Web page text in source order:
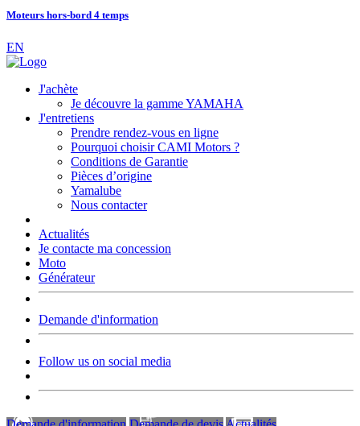
Moteurs hors-bord 4 temps
EN
J'achète
Je découvre la gamme YAMAHA
J'entretiens
Prendre rendez-vous en ligne
Pourquoi choisir CAMI Motors ?
Conditions de Garantie
Pièces d’origine
Yamalube
Nous contacter
Actualités
Je contacte ma concession
Moto
Générateur
Demande d'information
Follow us on social media